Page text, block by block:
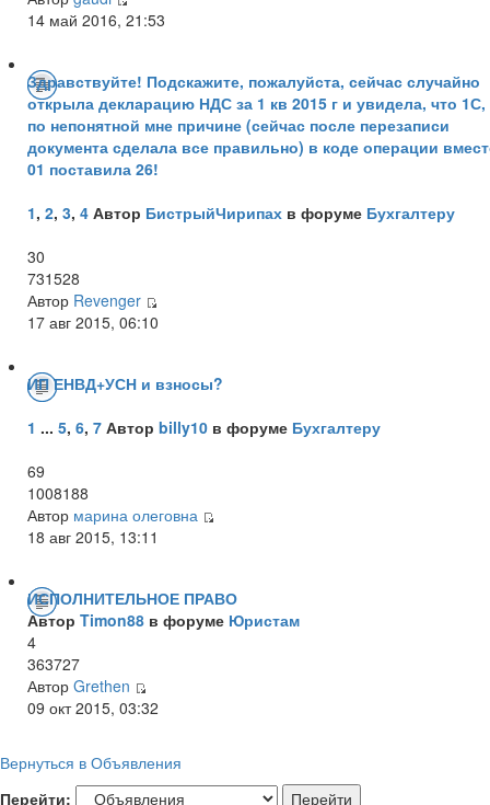
14 май 2016, 21:53
Здравствуйте! Подскажите, пожалуйста, сейчас случайно
открыла декларацию НДС за 1 кв 2015 г и увидела, что 1С,
по непонятной мне причине (сейчас после перезаписи
документа сделала все правильно) в коде операции
01 поставила 26!
1, 2, 3, 4 Автор БистрыйЧирипах в форуме Бухгалтеру
30
731528
Автор Revenger
17 авг 2015, 06:10
ИП ЕНВД+УСН и взносы?
1 ... 5, 6, 7 Автор billy10 в форуме Бухгалтеру
69
1008188
Автор марина олеговна
18 авг 2015, 13:11
ИСПОЛНИТЕЛЬНОЕ ПРАВО
Автор Timon88 в форуме Юристам
4
363727
Автор Grethen
09 окт 2015, 03:32
Вернуться в Объявления
Перейти: